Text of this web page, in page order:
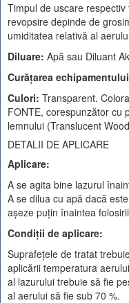
Timpul de uscare
revopsire depinde de
umiditatea relativă al
Diluare: Apă sau Diluant
Curăţarea
Culori: Transparent.
FONTE, corespunzător cu
lemnului (Translucent
DETALII DE APLICARE
Aplicare:
A se agita bine lazurul
A se dilua cu apă dacă
aşeze puţin înaintea
Condiţii de aplicare:
Suprafeţele de tratat
aplicării temperatura
al lazurului trebuie să fie
al aerului să fie sub 70 %.